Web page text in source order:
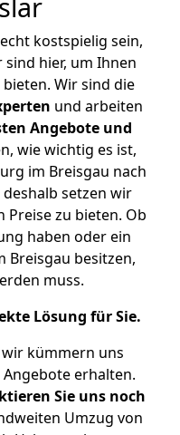
kostspielig sein,
hier, um Ihnen
bieten. Wir sind die
und arbeiten
Angebote und
wie wichtig es ist,
im Breisgau nach
setzen wir
Preise zu bieten. Ob
haben oder ein
Breisgau besitzen,
muss.
Lösung für Sie.
wir kümmern uns
erhalten.
Sie uns noch
Umzug von